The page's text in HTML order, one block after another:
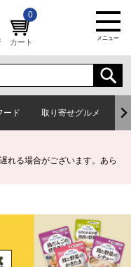
カート
0
メニュー
ード 取り寄せグルメ
れる場合がございます。あら